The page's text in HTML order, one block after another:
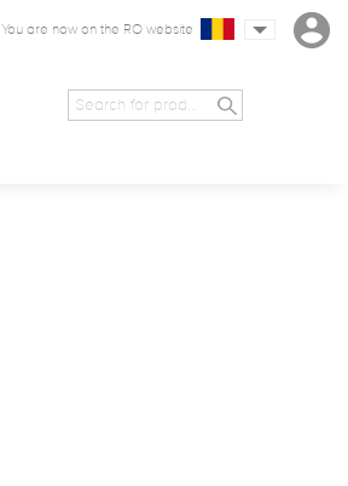
You are now on the RO website